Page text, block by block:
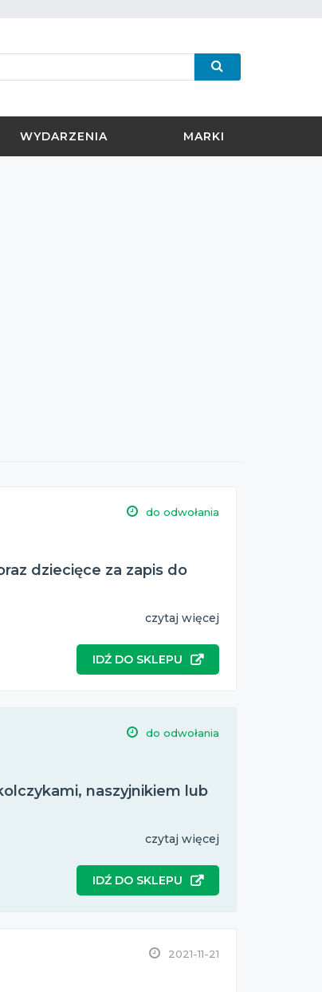
WYDARZENIA MARKI
do odwołania
dziecięce za zapis do
czytaj więcej
IDŹ DO SKLEPU
do odwołania
naszyjnikiem lub
czytaj więcej
IDŹ DO SKLEPU
2021-11-21